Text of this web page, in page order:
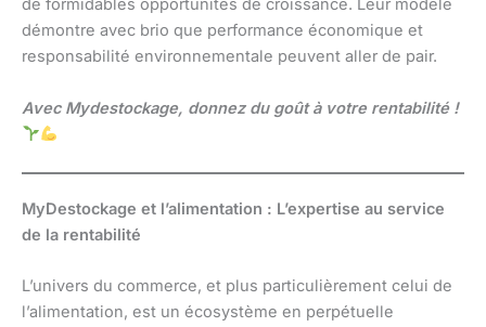
de formidables opportunités de croissance. Leur modèle
démontre avec brio que performance économique et
responsabilité environnementale peuvent aller de pair.
Avec Mydestockage, donnez du goût à votre rentabilité !
MyDestockage et l’alimentation : L’expertise au service
de la rentabilité
L’univers du commerce, et plus particulièrement celui de
l’alimentation, est un écosystème en perpétuelle